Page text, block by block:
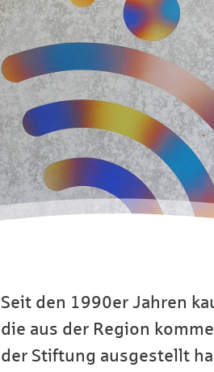
Seit den 1990er Jahren
die aus der Region
der Stiftung ausgestellt